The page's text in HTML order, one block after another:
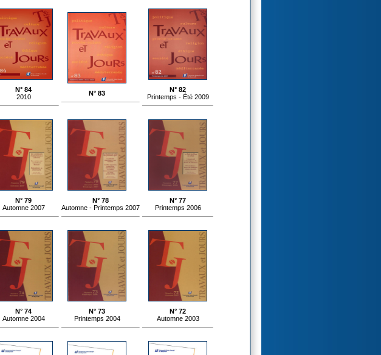
N° 84
2010
N° 83
N° 82
Printemps - Été 2009
N° 79
Automne 2007
N° 78
Automne - Printemps 2007
N° 77
Printemps 2006
N° 74
Automne 2004
N° 73
Printemps 2004
N° 72
Automne 2003